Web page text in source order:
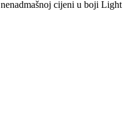
cijeni u boji Light